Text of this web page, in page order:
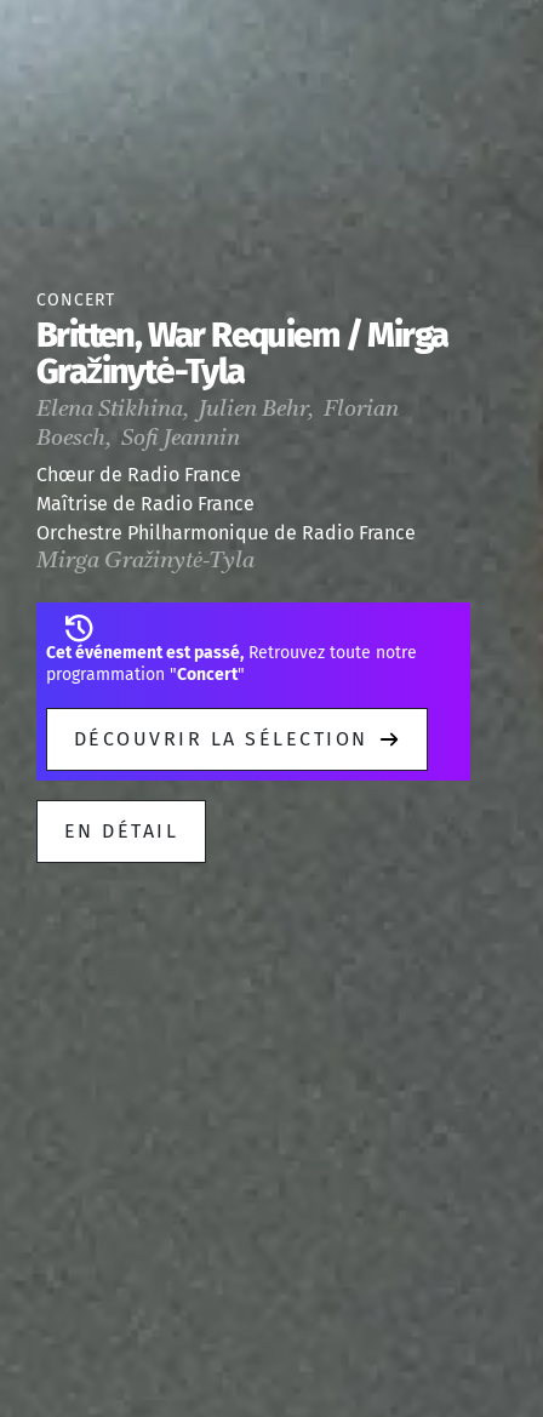
CONCERT
Britten, War Requiem / Mirga
Gražinytė-Tyla
Elena Stikhina, Julien Behr, Florian
Boesch, Sofi Jeannin
Chœur de Radio France
Maîtrise de Radio France
Orchestre Philharmonique de Radio France
Mirga Gražinytė-Tyla
Cet événement est passé, Retrouvez toute notre
programmation "Concert"
DÉCOUVRIR LA SÉLECTION
EN DÉTAIL